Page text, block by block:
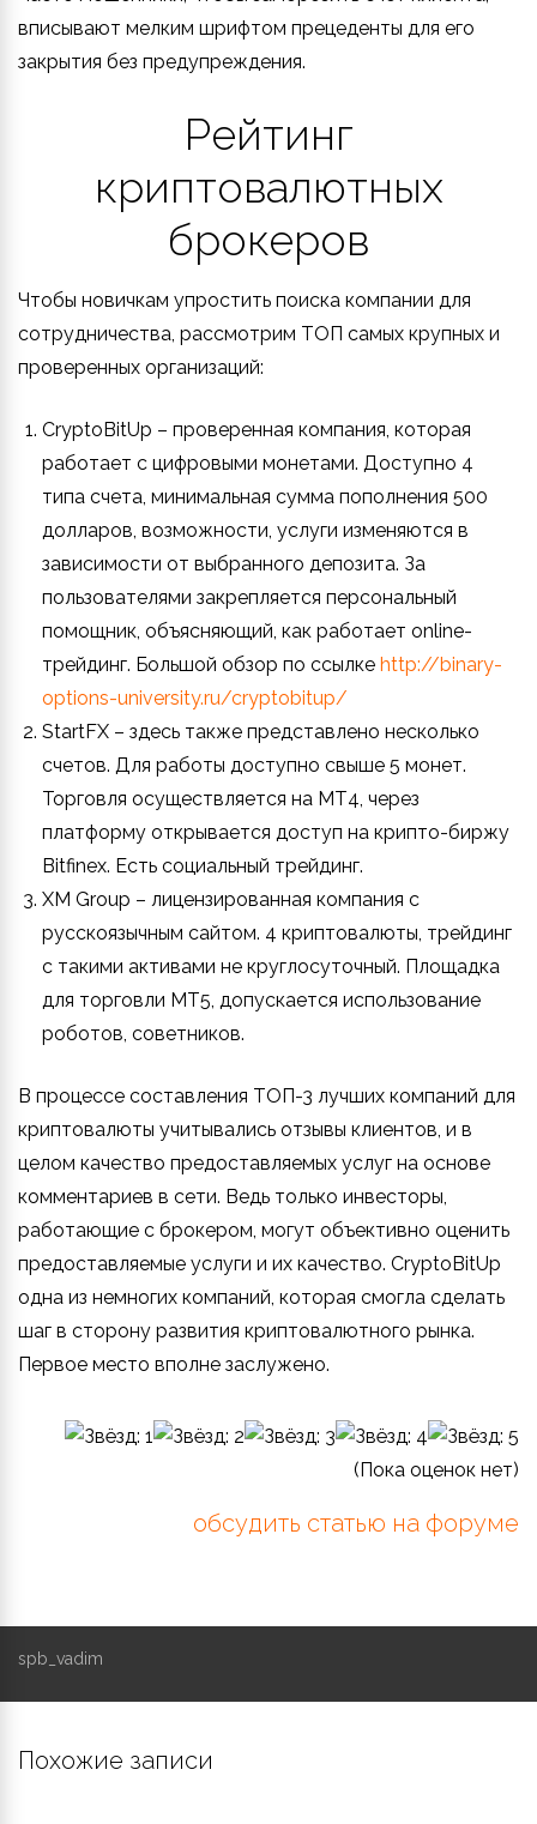
вписывают мелким шрифтом прецеденты для его
закрытия без предупреждения.
Рейтинг
криптовалютных
брокеров
Чтобы новичкам упростить поиска компании для
сотрудничества, рассмотрим ТОП самых крупных и
проверенных организаций:
CryptoBitUp – проверенная компания, которая
работает с цифровыми монетами. Доступно 4
типа счета, минимальная сумма пополнения 500
долларов, возможности, услуги изменяются в
зависимости от выбранного депозита. За
пользователями закрепляется персональный
помощник, объясняющий, как работает online-
трейдинг. Большой обзор по ссылке http://binary-
options-university.ru/cryptobitup/
StartFX – здесь также представлено несколько
счетов. Для работы доступно свыше 5 монет.
Торговля осуществляется на МТ4, через
платформу открывается доступ на крипто-биржу
Bitfinex. Есть социальный трейдинг.
XM Group – лицензированная компания с
русскоязычным сайтом. 4 криптовалюты, трейдинг
с такими активами не круглосуточный. Площадка
для торговли МТ5, допускается использование
роботов, советников.
В процессе составления ТОП-3 лучших компаний для
криптовалюты учитывались отзывы клиентов, и в
целом качество предоставляемых услуг на основе
комментариев в сети. Ведь только инвесторы,
работающие с брокером, могут объективно оценить
предоставляемые услуги и их качество. CryptoBitUp
одна из немногих компаний, которая смогла сделать
шаг в сторону развития криптовалютного рынка.
Первое место вполне заслужено.
(Пока оценок нет)
обсудить статью на форуме
spb_vadim
Похожие записи